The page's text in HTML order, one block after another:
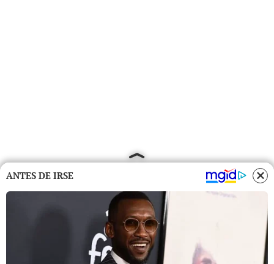
ANTES DE IRSE